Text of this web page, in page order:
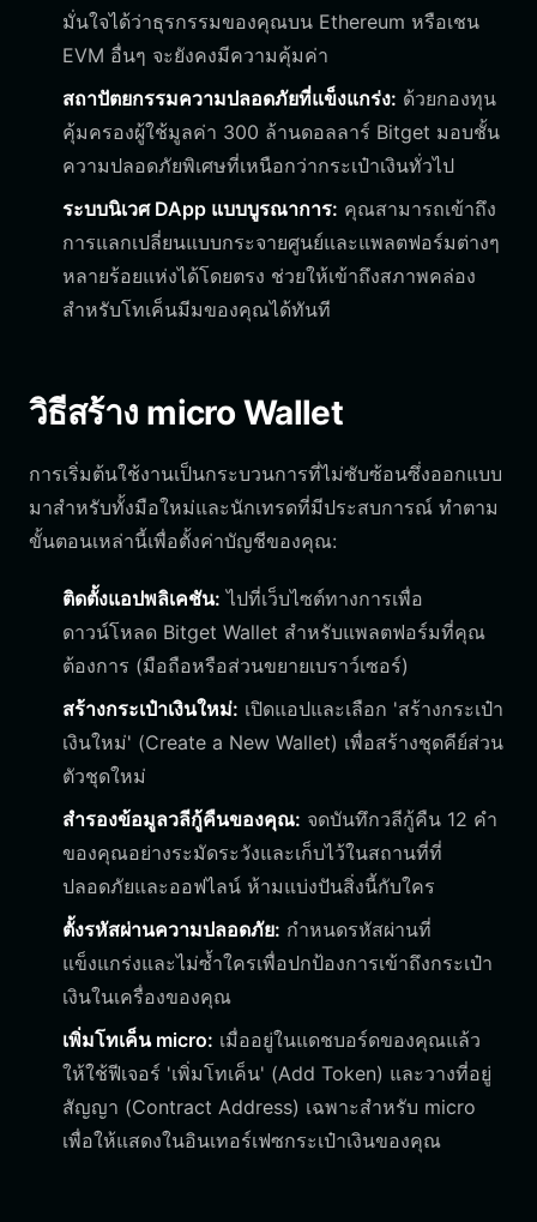
มั่นใจได้ว่าธุรกรรมของคุณบน Ethereum หรือเชน
EVM อื่นๆ จะยังคงมีความคุ้มค่า
สถาปัตยกรรมความปลอดภัยที่แข็งแกร่ง: ด้วยกองทุน
คุ้มครองผู้ใช้มูลค่า 300 ล้านดอลลาร์ Bitget มอบชั้น
ความปลอดภัยพิเศษที่เหนือกว่ากระเป๋าเงินทั่วไป
ระบบนิเวศ DApp แบบบูรณาการ: คุณสามารถเข้าถึง
การแลกเปลี่ยนแบบกระจายศูนย์และแพลตฟอร์มต่างๆ
หลายร้อยแห่งได้โดยตรง ช่วยให้เข้าถึงสภาพคล่อง
สำหรับโทเค็นมีมของคุณได้ทันที
วิธีสร้าง micro Wallet
การเริ่มต้นใช้งานเป็นกระบวนการที่ไม่ซับซ้อนซึ่งออกแบบ
มาสำหรับทั้งมือใหม่และนักเทรดที่มีประสบการณ์ ทำตาม
ขั้นตอนเหล่านี้เพื่อตั้งค่าบัญชีของคุณ:
ติดตั้งแอปพลิเคชัน: ไปที่เว็บไซต์ทางการเพื่อ
ดาวน์โหลด Bitget Wallet สำหรับแพลตฟอร์มที่คุณ
ต้องการ (มือถือหรือส่วนขยายเบราว์เซอร์)
สร้างกระเป๋าเงินใหม่: เปิดแอปและเลือก 'สร้างกระเป๋า
เงินใหม่' (Create a New Wallet) เพื่อสร้างชุดคีย์ส่วน
ตัวชุดใหม่
สำรองข้อมูลวลีกู้คืนของคุณ: จดบันทึกวลีกู้คืน 12 คำ
ของคุณอย่างระมัดระวังและเก็บไว้ในสถานที่ที่
ปลอดภัยและออฟไลน์ ห้ามแบ่งปันสิ่งนี้กับใคร
ตั้งรหัสผ่านความปลอดภัย: กำหนดรหัสผ่านที่
แข็งแกร่งและไม่ซ้ำใครเพื่อปกป้องการเข้าถึงกระเป๋า
เงินในเครื่องของคุณ
เพิ่มโทเค็น micro: เมื่ออยู่ในแดชบอร์ดของคุณแล้ว
ให้ใช้ฟีเจอร์ 'เพิ่มโทเค็น' (Add Token) และวางที่อยู่
สัญญา (Contract Address) เฉพาะสำหรับ micro
เพื่อให้แสดงในอินเทอร์เฟซกระเป๋าเงินของคุณ